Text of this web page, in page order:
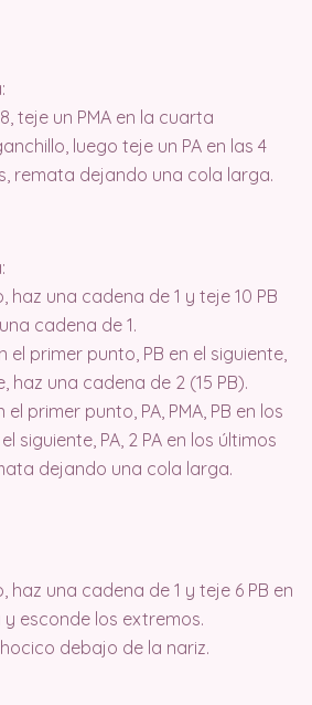
teje un PMA en la cuarta
luego teje un PA en las 4
remata dejando una cola larga.
haz una cadena de 1 y teje 10 PB
cadena de 1.
el primer punto, PB en el siguiente,
haz una cadena de 2 (15 PB).
el primer punto, PA, PMA, PB en los
siguiente, PA, 2 PA en los últimos
dejando una cola larga.
haz una cadena de 1 y teje 6 PB en
y esconde los extremos.
debajo de la nariz.